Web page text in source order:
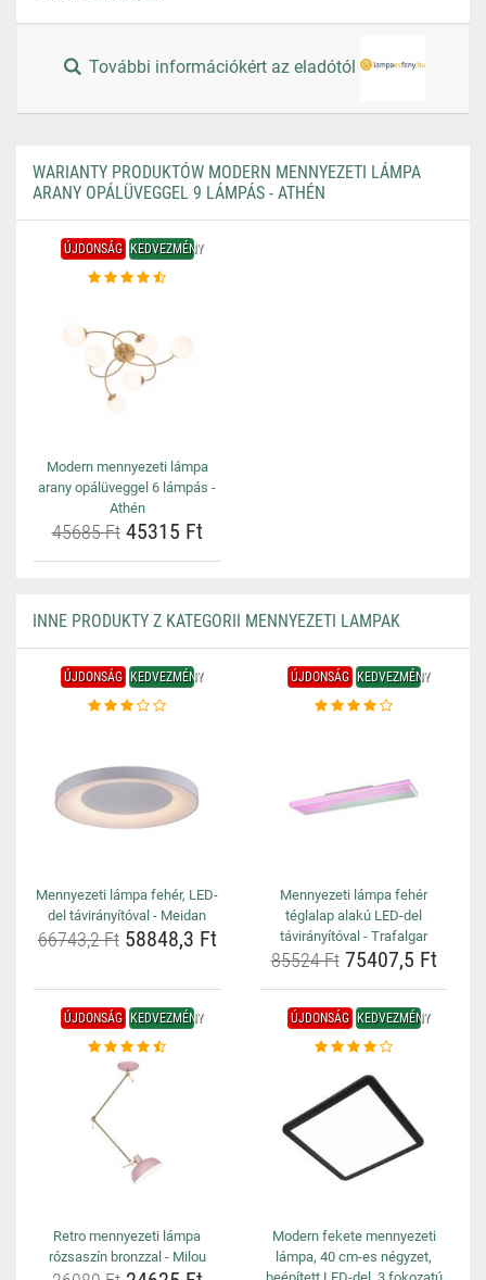
További információkért az eladótól
WARIANTY PRODUKTÓW MODERN MENNYEZETI LÁMPA
ARANY OPÁLÜVEGGEL 9 LÁMPÁS - ATHÉN
ÚJDONSÁG KEDVEZMÉNY
Modern mennyezeti lámpa
arany opálüveggel 6 lámpás -
Athén
45685 Ft45315 Ft
INNE PRODUKTY Z KATEGORII MENNYEZETI LAMPAK
ÚJDONSÁG KEDVEZMÉNY
Mennyezeti lámpa fehér, LED-
del távirányítóval - Meidan
66743,2 Ft58848,3 Ft
ÚJDONSÁG KEDVEZMÉNY
Mennyezeti lámpa fehér
téglalap alakú LED-del
távirányítóval - Trafalgar
85524 Ft75407,5 Ft
ÚJDONSÁG KEDVEZMÉNY
Retro mennyezeti lámpa
rózsaszín bronzzal - Milou
ÚJDONSÁG KEDVEZMÉNY
Modern fekete mennyezeti
lámpa, 40 cm-es négyzet,